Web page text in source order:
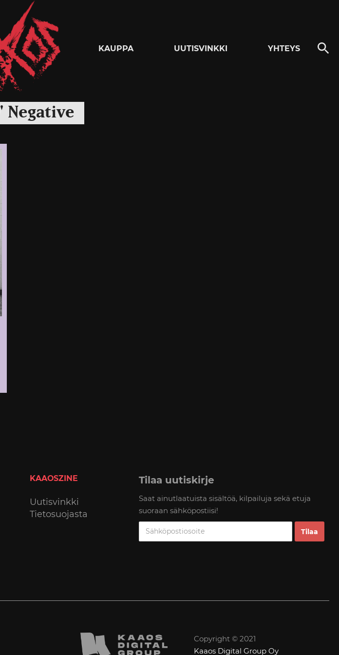
KAUPPA UUTISVINKKI YHTEYS
Negative
KAAOSZINE
Uutisvinkki
Tietosuojasta
Tilaa uutiskirje
Saat ainutlaatuista sisältöä, kilpailuja sekä etuja
suoraan sähköpostiisi!
Copyright © 2021
Kaaos Digital Group Oy